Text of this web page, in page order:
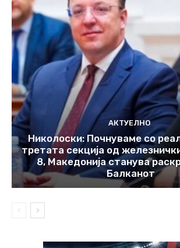
АКТУЕЛНО
Николоски: Почнуваме со
третата секција од
8, Македонија станува
Балканот